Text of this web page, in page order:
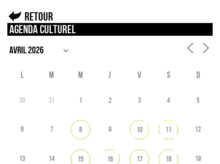
Retour
Agenda culturel
L M M J V S D
30 31 1 2 3 4 5
6 7 8 9 10 11 12
13 14 15 16 17 18 19